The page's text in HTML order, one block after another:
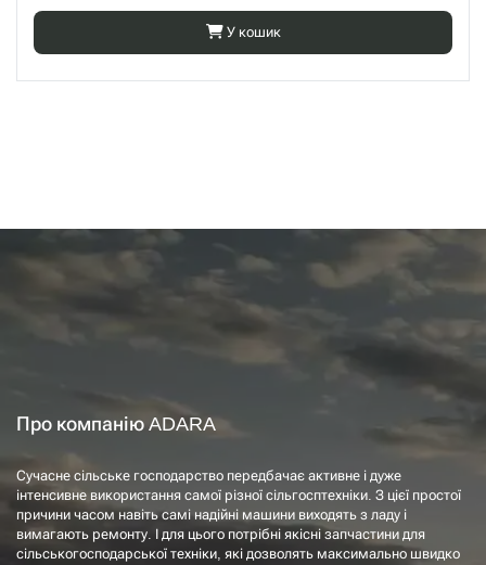
У кошик
Про компанію ADARA
Сучасне сільське господарство передбачає активне і дуже
інтенсивне використання самої різної сільгосптехніки. З цієї простої
причини часом навіть самі надійні машини виходять з ладу і
вимагають ремонту. І для цього потрібні якісні запчастини для
сільськогосподарської техніки, які дозволять максимально швидко